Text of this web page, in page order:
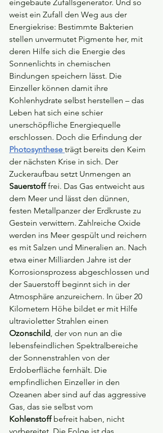
eingebaute Zufallsgenerator. Und so
weist ein Zufall den Weg aus der
Energiekrise: Bestimmte Bakterien
stellen unvermutet Pigmente her, mit
deren Hilfe sich die Energie des
Sonnenlichts in chemischen
Bindungen speichern lässt. Die
Einzeller können damit ihre
Kohlenhydrate selbst herstellen – das
Leben hat sich eine schier
unerschöpfliche Energiequelle
erschlossen. Doch die Erfindung der
Photosynthese trägt bereits den Keim
der nächsten Krise in sich. Der
Zuckeraufbau setzt Unmengen an
Sauerstoff frei. Das Gas entweicht aus
dem Meer und lässt den dünnen,
festen Metallpanzer der Erdkruste zu
Gestein verwittern. Zahlreiche Oxide
werden ins Meer gespült und reichern
es mit Salzen und Mineralien an. Nach
etwa einer Milliarden Jahre ist der
Korrosionsprozess abgeschlossen und
der Sauerstoff beginnt sich in der
Atmosphäre anzureichern. In über 20
Kilometern Höhe bildet er mit Hilfe
ultravioletter Strahlen einen
Ozonschild, der von nun an die
lebensfeindlichen Spektralbereiche
der Sonnenstrahlen von der
Erdoberfläche fernhält. Die
empfindlichen Einzeller in den
Ozeanen aber sind auf das aggressive
Gas, das sie selbst vom
Kohlenstoff befreit haben, nicht